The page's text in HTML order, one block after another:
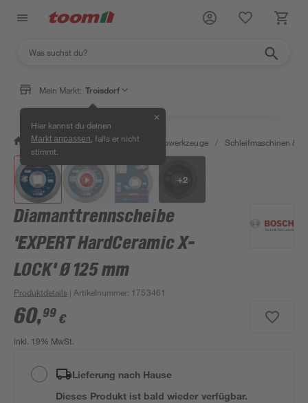
Mein Markt: Troisdorf
Hier kannst du deinen
Markt anpassen , falls er nicht
stimmt.
✕
/ Werkstatt & Maschinen / Elektrowerkzeuge / Schleifmaschinen &
+2
Diamanttrennscheibe
'EXPERT HardCeramic X-
LOCK' Ø 125 mm
Produktdetails | Artikelnummer: 1753461
60,99 €
inkl. 19% MwSt.
Lieferung nach Hause
Dieses Produkt ist bald wieder verfügbar.